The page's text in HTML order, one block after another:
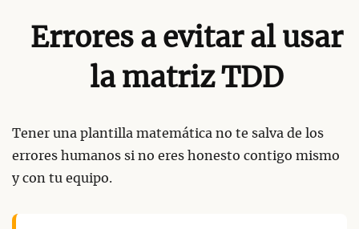
Errores a evitar al usar
la matriz TDD
Tener una plantilla matemática no te salva de los
errores humanos si no eres honesto contigo mismo
y con tu equipo.